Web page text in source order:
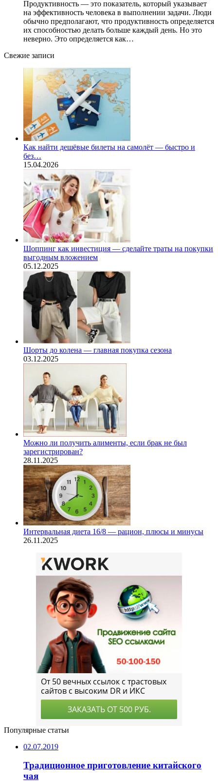
Продуктивность — это показатель, который указывает
на эффективность человека в выполнении задачи. Люди
обычно предполагают, что продуктивность определяется
их способностью делать больше каждый день. Но это
неверно. Это определяется как…
Свежие записи
Как найти дешёвые билеты на самолёт — быстро и
без…
15.04.2026
Шоппинг как инвестиция — сделайте траты на покупки
выгодным вложением
05.12.2025
Шорты до колена — главная покупка сезона
03.12.2025
Можно ли получить алименты, если брак не был
зарегистрирован?
28.11.2025
Интервальная диета 16/8 — рацион, плюсы и минусы
26.11.2025
Популярные статьи
02.07.2019
Традиционное приготовление китайского
чая